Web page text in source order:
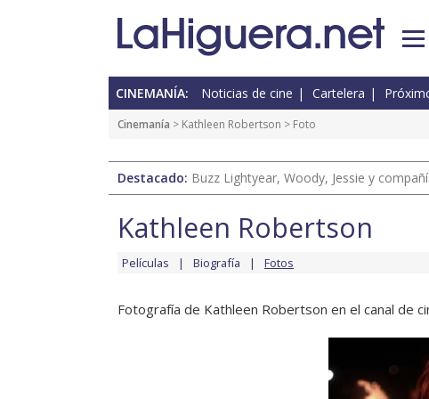
CINEMANÍA: Noticias de cine Cartelera
Cinemanía > Kathleen Robertson > Foto
Destacado: Buzz Lightyear, Woody, Jessie y
Kathleen Robertson
Películas Biografía Fotos
Fotografía de Kathleen Robertson en el canal de